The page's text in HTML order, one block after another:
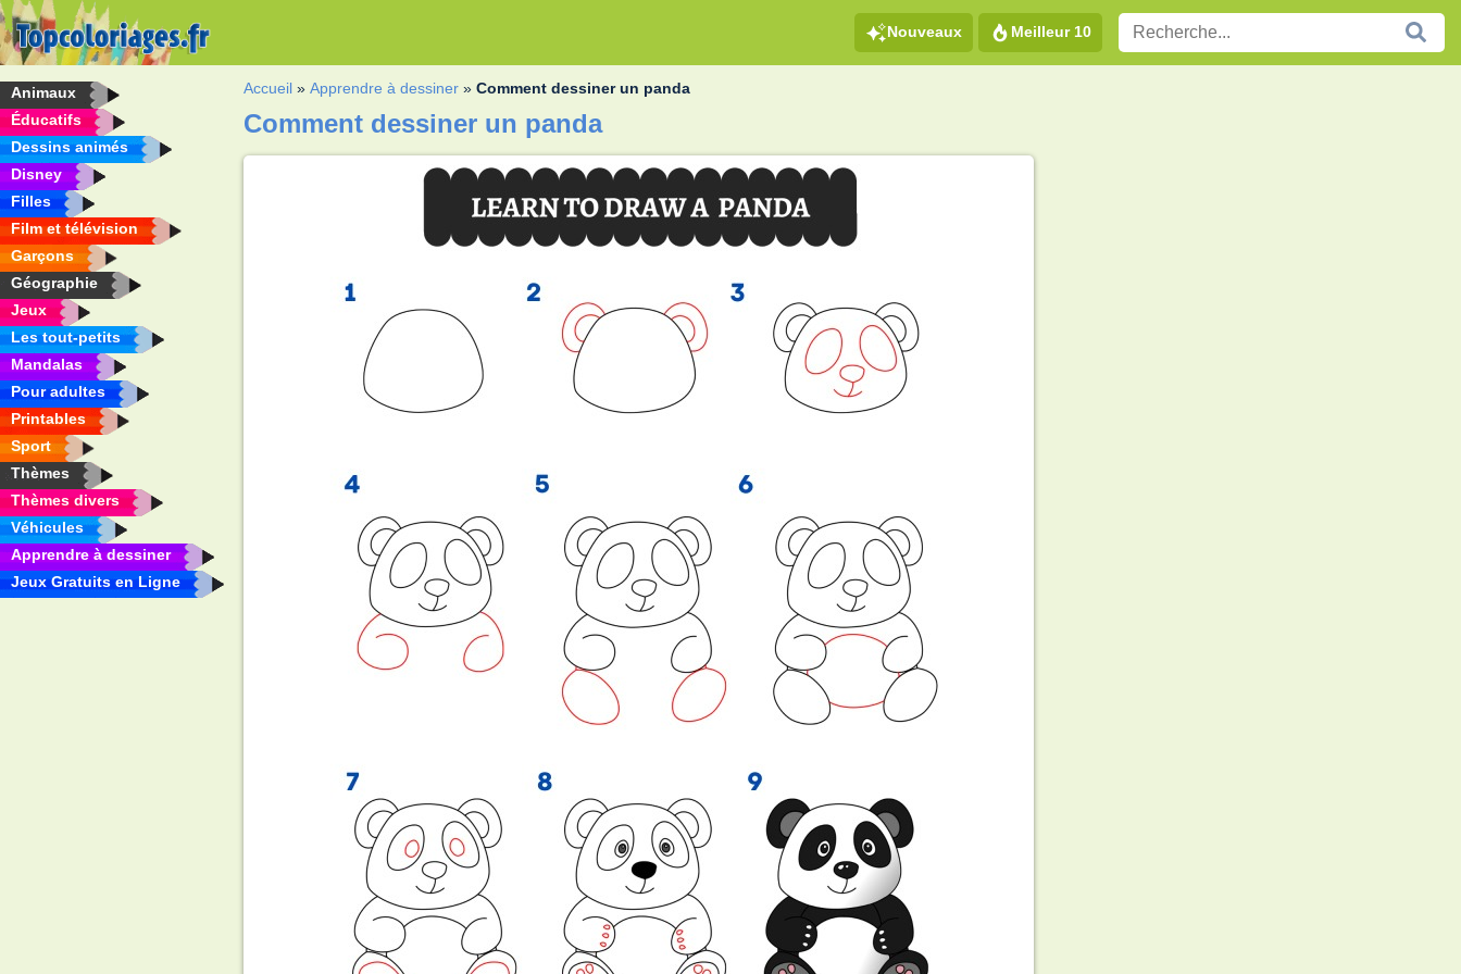
Nouveaux Meilleur 10
Animaux
Éducatifs
Dessins animés
Disney
Filles
Film et télévision
Garçons
Géographie
Jeux
Les tout-petits
Mandalas
Pour adultes
Printables
Sport
Thèmes
Thèmes divers
Véhicules
Apprendre à dessiner
Jeux Gratuits en Ligne
Accueil »Apprendre à dessiner »Comment dessiner un panda
Comment dessiner un panda